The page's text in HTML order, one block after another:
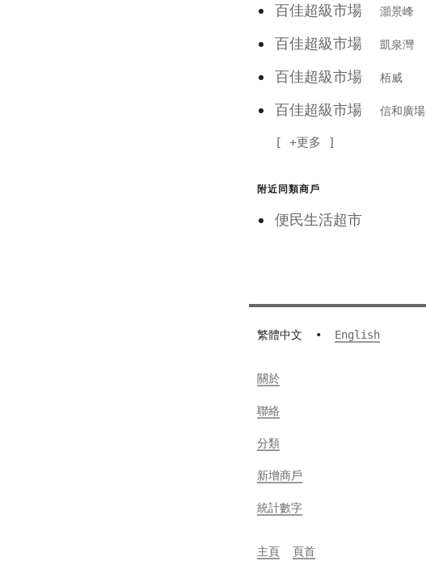
百佳超級市場 灝景峰
百佳超級市場 凱泉灣
百佳超級市場 栢威
百佳超級市場 信和廣場
+更多
附近同類商戶
便民生活超市
繁體中文 • English
關於
聯絡
分類
新增商戶
統計數字
主頁 頁首